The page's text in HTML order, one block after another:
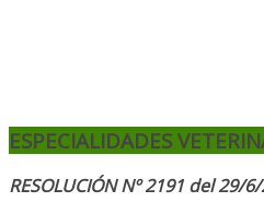
ESPECIALIDADES
RESOLUCIÓN Nº 2191 del 29/